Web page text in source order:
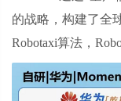
的战略，构建了
Robotaxi算法，